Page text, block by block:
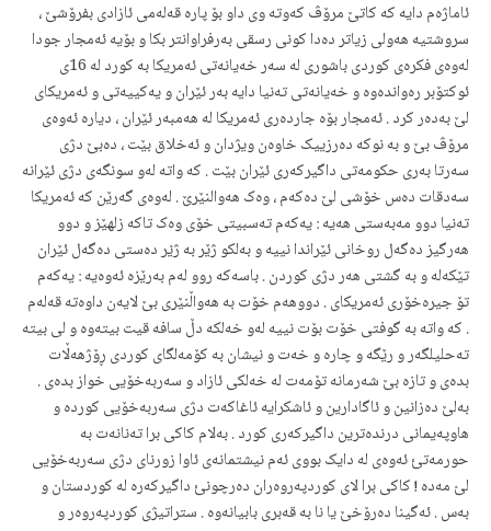
ئاماژەم دایە کە کاتێ مرۆڤ کەوتە وی داو بۆ پارە قەلەمی ئازادی بفرۆشێ ،
سروشتیە هەولی زیاتر دەدا کونی رسقی بەرفراوانتر بکا و بۆیە ئەمجار جودا
لەوەی فکرەی کوردی باشوری لە سەر خەیانەتی ئەمریکا بە کورد لە 16ی
ئوکتۆبر رەواندەوە و خەیانەتی تەنیا دایە بەر ئێران و یەکییەتی و ئەمریکای
لێ بەدەر کرد . ئەمجار بۆە جاردەری ئەمریکا لە هەمبەر ئێران ، دیارە ئەوەی
مرۆڤ بێ و بە نوکە دەرزییک خاوەن ویژدان و ئەخلاق بێت ، دەبێ دژی
سەرتا بەری حکومەتی داگیرکەری ئێران بێت . کە واتە لەو سونگەی دژی ئێرانە
سەدقات دەس خۆشی لێ دەکەم ، وەک هەوالنێرێ . لەوەی گەرێن کە ئەمریکا
تەنیا دوو مەبەستی هەیە : یەکەم تەسبیتی خۆی وەک تاکە زلهێز و دوو
هەرگیز دەگەل روخانی ئێراندا نییە و بەلکو ژێر بە ژؽر دەستی دەگەل ئێران
تێکەلە و بە گشتی هەر دژی کوردن . باسەکە روو لەم بەرێزە ئەوەیە : یەکەم
تۆ جیرەخۆری ئەمریکای . دووهەم خۆت بە هەواڵنێری بێ لایەن داوەتە قەلەم
. کە واتە بە گوفتی خۆت بۆت نییە لەو خەلکە دڵ سافە قیت بیتەوە و لی بیتە
تەحلیلگەر و رێگە و چارە و خەت و نیشان بە کۆمەلگای کوردی ڕۆژهەڵات
بدەی و تازە بێ شەرمانە تۆمەت لە خەلکی ئازاد و سەربەخۆیی خواز بدەی .
بەلێ دەزانین و ئاگادارین و ئاشکرایە ئاغاکەت دژی سەربەخۆیی کوردە و
هاوپەیمانی درندەترین داگیرکەری کورد . بەلام کاکی برا تەنانەت بە
حورمەتئ ئەوەی لە دایک بووی ئەم نیشتمانەی ئاوا زورنای دژی سەربەخۆیی
لؽ مەدە ! کاکی برا لای کوردپەروەران دەرچونئ داگیرکەرە لە کوردستان و
بەس . ئەگینا دەرۆخێ یا نا بە قەبری بابیانەوە . ستراتیژی کوردپەروەر و